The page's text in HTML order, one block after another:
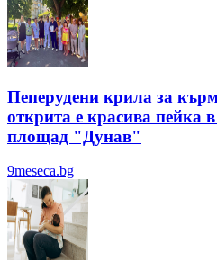
Пеперудени крила за
открита е красива пейка
площад "Дунав"
9meseca.bg